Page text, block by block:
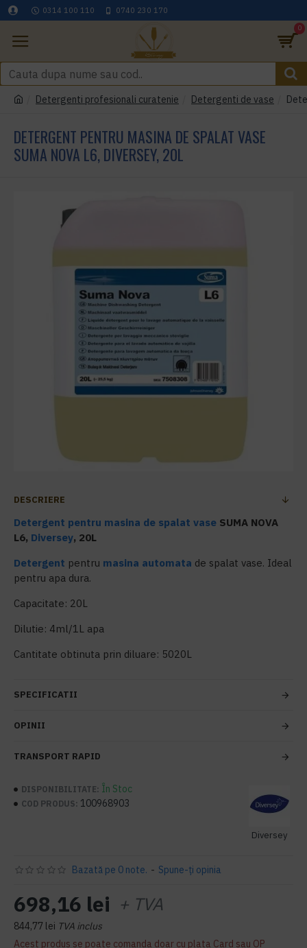
0314 100 110 0740 230 170
0
Detergenti profesionali curatenie Detergenti de vase
DETERGENT PENTRU MASINA DE SPALAT VASE
SUMA NOVA L6, DIVERSEY, 20L
DESCRIERE
Detergent pentru masina de spalat vase SUMA NOVA
L6, Diversey, 20L
Detergent pentru masina automata de spalat vase. Ideal
pentru apa dura.
Capacitate: 20L
Dilutie: 4ml/1L apa
Cantitate obtinuta prin diluare: 5020L
SPECIFICATII
OPINII
TRANSPORT RAPID
DISPONIBILITATE: În Stoc
COD PRODUS: 100968903
Diversey
Bazată pe 0 note. - Spune-ţi opinia
698,16 lei + TVA
844,77 lei TVA inclus
Acest produs se poate comanda doar cu plata Card sau OP